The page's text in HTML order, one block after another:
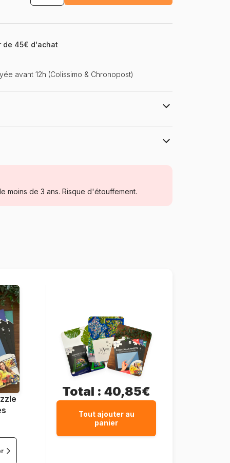
de 45€ d'achat
avant 12h (Colissimo & Chronopost)
Puzzle pour Adultes (500 à 48.000
moins de 3 ans. Risque d'étouffement.
Total : 40,85€
Tout ajouter au
panier